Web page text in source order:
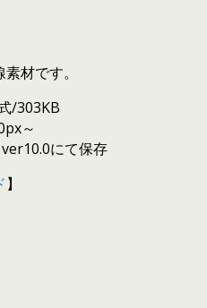
材です。
/303KB
～
にて保存
】